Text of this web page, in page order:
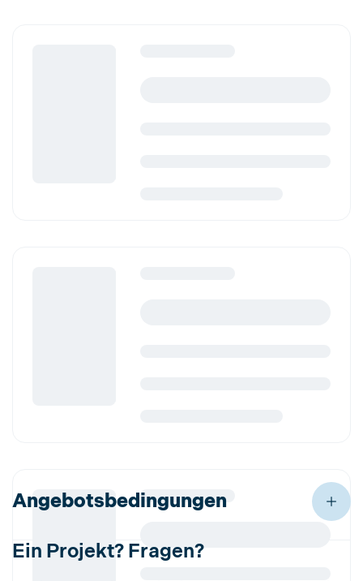
Angebotsbedingungen
Ein Projekt? Fragen?